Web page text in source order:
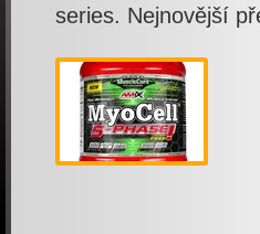
series. Nejnovější